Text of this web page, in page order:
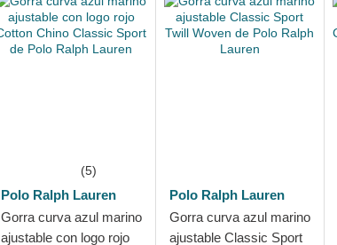
(5)
Polo Ralph Lauren
Gorra curva azul marino
ajustable con logo rojo
Polo Ralph Lauren
Gorra curva azul marino
ajustable Classic Sport